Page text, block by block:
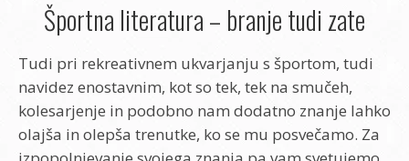
Športna literatura – branje tudi zate
Tudi pri rekreativnem ukvarjanju s športom, tudi
navidez enostavnim, kot so tek, tek na smučeh,
kolesarjenje in podobno nam dodatno znanje lahko
olajša in olepša trenutke, ko se mu posvečamo. Za